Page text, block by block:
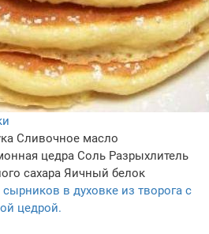
Сливочное масло
цедра Соль Разрыхлитель
сахара Яичный белок
в духовке из творога с
цедрой.